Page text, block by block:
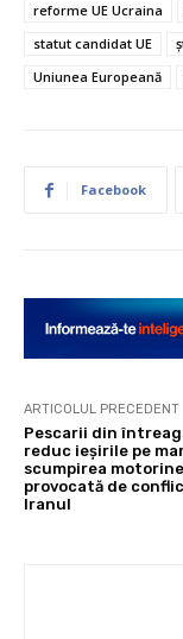
reforme UE Ucraina
statut candidat UE
Uniunea Europeană
Facebook
ARTICOLUL PRECEDENT
Pescarii din
reduc ieșirile pe
scumpirea
provocată de
Iranul